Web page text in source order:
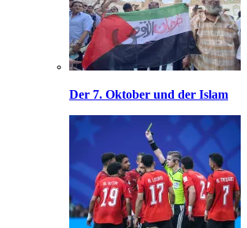
Der 7. Oktober und der Islam